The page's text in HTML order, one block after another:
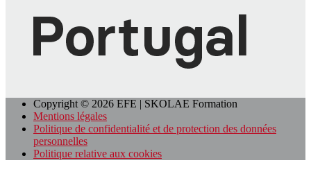
Copyright © 2026 EFE | SKOLAE Formation
Mentions légales
Politique de confidentialité et de protection des données
personnelles
Politique relative aux cookies